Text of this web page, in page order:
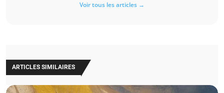
Voir tous les articles →
ARTICLES SIMILAIRES